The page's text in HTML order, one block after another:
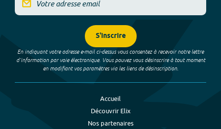
S'inscrire
En indiquant votre adresse e-mail ci-dessus vous consentez à recevoir notre lettre
d’information par voie électronique. Vous pouvez vous désinscrire à tout moment
en modifiant vos paramètres via les liens de désinscription.
Accueil
Découvrir Elix
Nos partenaires